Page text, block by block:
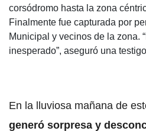
corsódromo hasta la zona
Finalmente fue capturada por
Municipal y vecinos de la zona.
inesperado”, aseguró una
En la lluviosa mañana de
generó sorpresa y